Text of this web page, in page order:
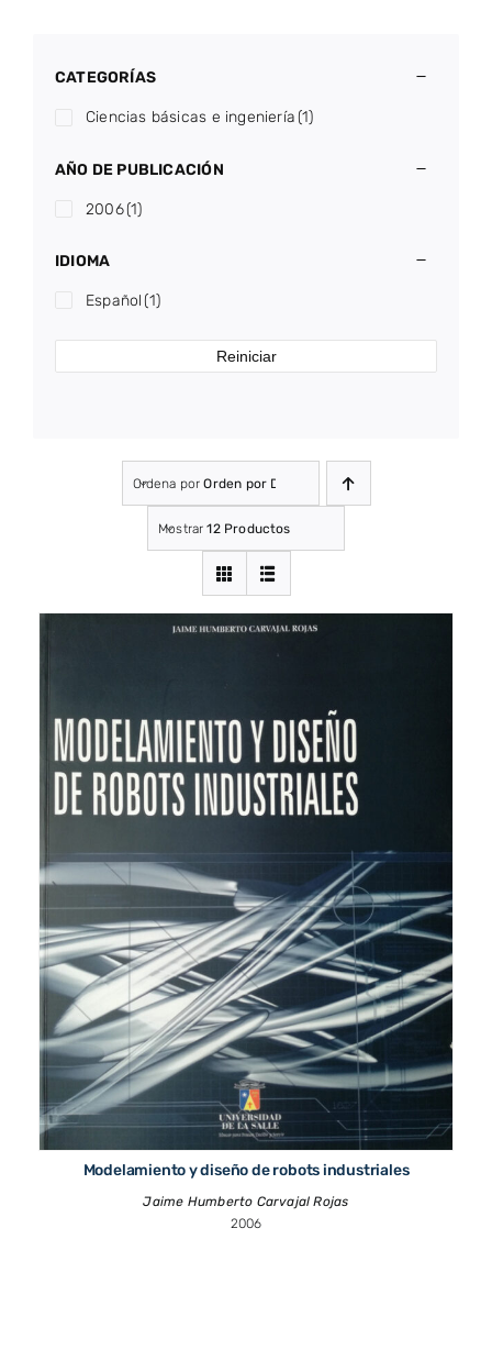
CATEGORÍAS
Ciencias básicas e ingeniería(1)
AÑO DE PUBLICACIÓN
2006(1)
IDIOMA
Español (1)
Reiniciar
Ordena porOrden por Defecto
Mostrar12 Productos
Modelamiento y diseño de robots industriales
Jaime Humberto Carvajal Rojas
2006